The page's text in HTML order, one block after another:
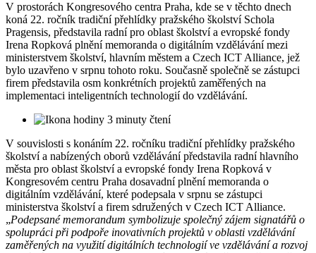
V prostorách Kongresového centra Praha, kde se v těchto dnech
koná 22. ročník tradiční přehlídky pražského školství Schola
Pragensis, představila radní pro oblast školství a evropské fondy
Irena Ropková plnění memoranda o digitálním vzdělávání mezi
ministerstvem školství, hlavním městem a Czech ICT Alliance, jež
bylo uzavřeno v srpnu tohoto roku. Současně společně se zástupci
firem představila osm konkrétních projektů zaměřených na
implementaci inteligentních technologií do vzdělávání.
3 minuty čtení
V souvislosti s konáním 22. ročníku tradiční přehlídky pražského
školství a nabízených oborů vzdělávání představila radní hlavního
města pro oblast školství a evropské fondy Irena Ropková v
Kongresovém centru Praha dosavadní plnění memoranda o
digitálním vzdělávání, které podepsala v srpnu se zástupci
ministerstva školství a firem sdružených v Czech ICT Alliance.
„Podepsané memorandum symbolizuje společný zájem signatářů o
spolupráci při podpoře inovativních projektů v oblasti vzdělávání
zaměřených na využití digitálních technologií ve vzdělávání a rozvoj